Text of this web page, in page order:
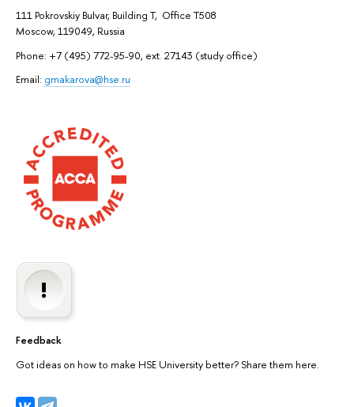
111 Pokrovskiy Bulvar, Building T, Office T508
Moscow, 119049, Russia
Phone: +7 (495) 772-95-90, ext. 27143 (study office)
Email: gmakarova@hse.ru
Feedback
Got ideas on how to make HSE University better? Share them here.